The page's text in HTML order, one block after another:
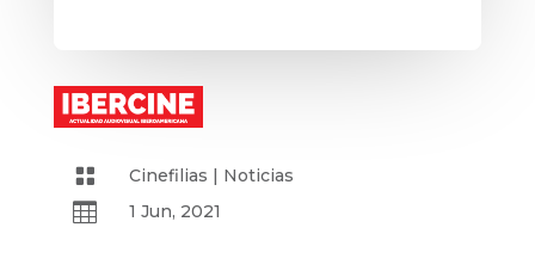
 Cinefilias | Noticias
 1 Jun, 2021